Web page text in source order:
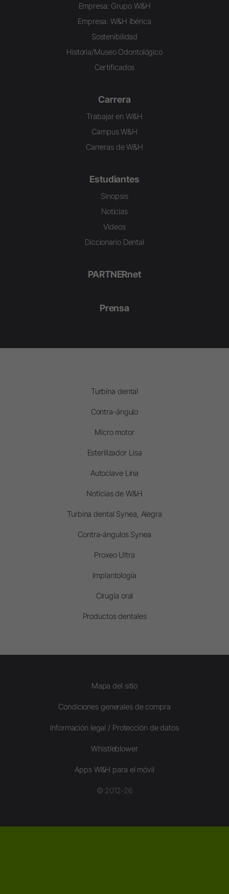
Empresa: Grupo W&H
Empresa: W&H Ibérica
Sostenibilidad
Historia/Museo Odontológico
Certificados
Carrera
Trabajar en W&H
Campus W&H
Carreras de W&H
Estudiantes
Sinopsis
Noticias
Vídeos
Diccionario Dental
PARTNERnet
Prensa
Turbina dental
Contra-ángulo
Micro motor
Esterilizador Lisa
Autoclave Lina
Noticias de W&H
Turbina dental Synea, Alegra
Contra-ángulos Synea
Proxeo Ultra
Implantología
Cirugía oral
Productos dentales
Mapa del sitio
Condiciones generales de compra
Información legal / Protección de datos
Whistleblower
Apps W&H para el móvil
© 2012-26